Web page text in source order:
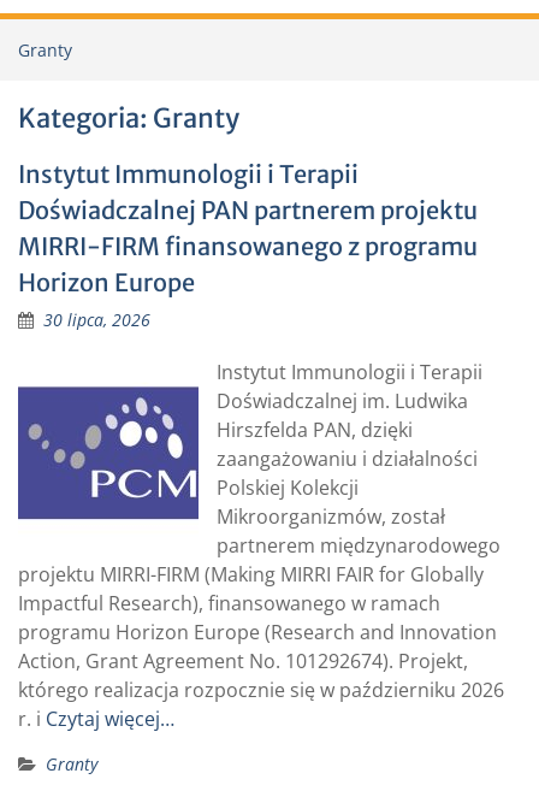
Granty
Kategoria: Granty
Instytut Immunologii i Terapii
Doświadczalnej PAN partnerem projektu
MIRRI-FIRM finansowanego z programu
Horizon Europe
30 lipca, 2026
Instytut Immunologii i Terapii
Doświadczalnej im. Ludwika
Hirszfelda PAN, dzięki
zaangażowaniu i działalności
Polskiej Kolekcji
Mikroorganizmów, został
partnerem międzynarodowego
projektu MIRRI-FIRM (Making MIRRI FAIR for Globally
Impactful Research), finansowanego w ramach
programu Horizon Europe (Research and Innovation
Action, Grant Agreement No. 101292674). Projekt,
którego realizacja rozpocznie się w październiku 2026
r. i Czytaj więcej…
Granty